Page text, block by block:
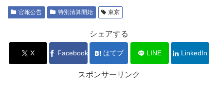
官報公告 特別清算開始 東京
シェアする
X Facebook はてブ LINE LinkedIn
スポンサーリンク